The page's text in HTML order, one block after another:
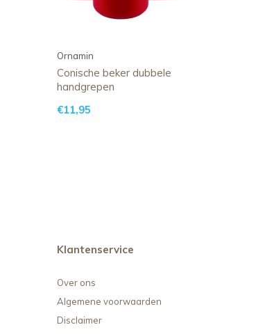
Ornamin
Conische beker dubbele
handgrepen
€11,95
Klantenservice
Over ons
Algemene voorwaarden
Disclaimer